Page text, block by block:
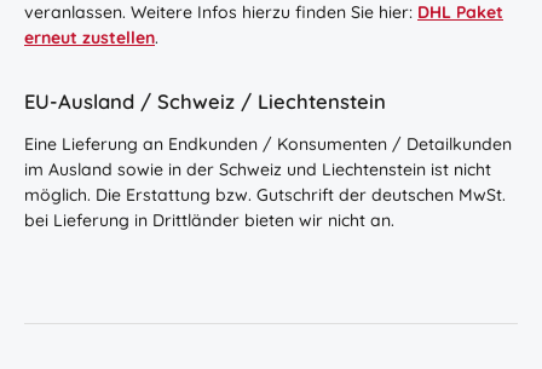
veranlassen. Weitere Infos hierzu finden Sie hier: DHL Paket
erneut zustellen.
EU-Ausland / Schweiz / Liechtenstein
Eine Lieferung an Endkunden / Konsumenten / Detailkunden
im Ausland sowie in der Schweiz und Liechtenstein ist nicht
möglich. Die Erstattung bzw. Gutschrift der deutschen MwSt.
bei Lieferung in Drittländer bieten wir nicht an.